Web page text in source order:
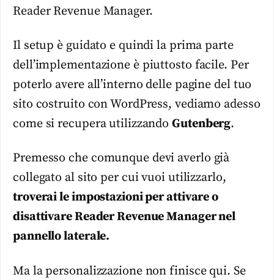
Reader Revenue Manager.
Il setup è guidato e quindi la prima parte
dell’implementazione è piuttosto facile. Per
poterlo avere all’interno delle pagine del tuo
sito costruito con WordPress, vediamo adesso
come si recupera utilizzandoGutenberg.
Premesso che comunque devi averlo già
collegato al sito per cui vuoi utilizzarlo,
troverai le impostazioni per attivare o
disattivare Reader Revenue Manager nel
pannello laterale.
Ma la personalizzazione non finisce qui. Se